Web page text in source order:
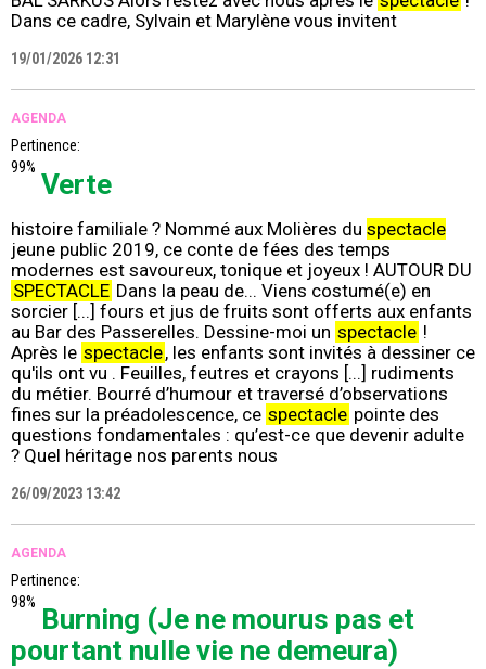
Dans ce cadre, Sylvain et Marylène vous invitent
19/01/2026 12:31
AGENDA
Pertinence:
99%
Verte
histoire familiale ? Nommé aux Molières du spectacle
jeune public 2019, ce conte de fées des temps
modernes est savoureux, tonique et joyeux ! AUTOUR DU
SPECTACLE Dans la peau de... Viens costumé(e) en
sorcier [...] fours et jus de fruits sont offerts aux enfants
au Bar des Passerelles. Dessine-moi un spectacle !
Après le spectacle, les enfants sont invités à dessiner ce
qu'ils ont vu . Feuilles, feutres et crayons [...] rudiments
du métier. Bourré d’humour et traversé d’observations
fines sur la préadolescence, ce spectacle pointe des
questions fondamentales : qu’est-ce que devenir adulte
? Quel héritage nos parents nous
26/09/2023 13:42
AGENDA
Pertinence:
98%
Burning (Je ne mourus pas et
pourtant nulle vie ne demeura)